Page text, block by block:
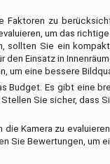
Faktoren zu
um das
Sie ein
Einsatz in
um eine bessere
Budget. Es gibt eine
Sie sicher, dass
Kamera zu
Sie Bewertungen, um